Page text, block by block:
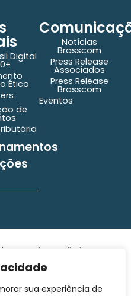
sua experiência de
Digital
Ético
de
Notícias
Brasscom
Press Release
Associados
Press Release
Brasscom
Eventos
Todos os direitos
reservados ©2025
Orgulhosamente